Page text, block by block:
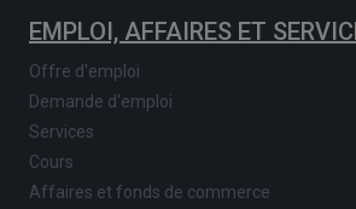
EMPLOI, AFFAIRES ET
Offre d'emploi
Demande d'emploi
Services
Cours
Affaires et fonds de commerce